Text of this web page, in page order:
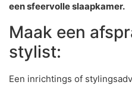
een sfeervolle slaapkamer.
Maak een
stylist:
Een inrichtings of